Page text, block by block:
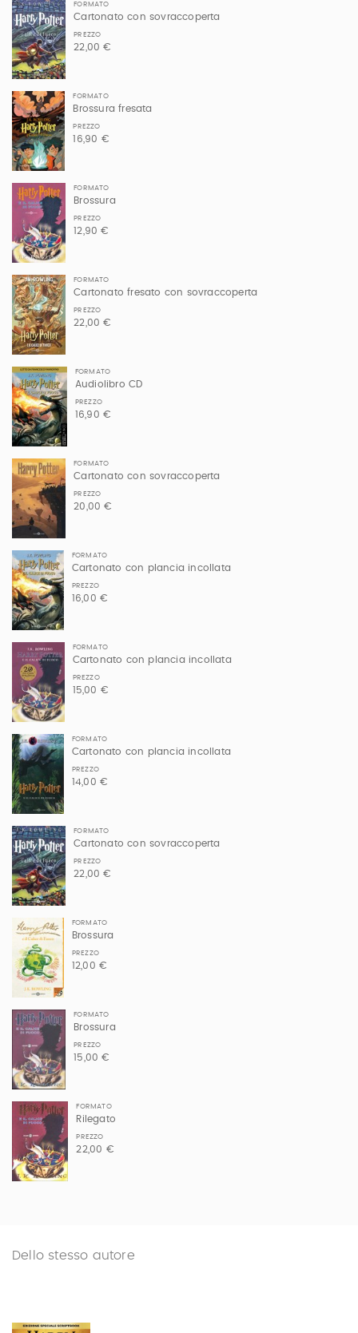
FORMATO
Cartonato con sovraccoperta
PREZZO
22,00 €
FORMATO
Brossura fresata
PREZZO
16,90 €
FORMATO
Brossura
PREZZO
12,90 €
FORMATO
Cartonato fresato con sovraccoperta
PREZZO
22,00 €
FORMATO
Audiolibro CD
PREZZO
16,90 €
FORMATO
Cartonato con sovraccoperta
PREZZO
20,00 €
FORMATO
Cartonato con plancia incollata
PREZZO
16,00 €
FORMATO
Cartonato con plancia incollata
PREZZO
15,00 €
FORMATO
Cartonato con plancia incollata
PREZZO
14,00 €
FORMATO
Cartonato con sovraccoperta
PREZZO
22,00 €
FORMATO
Brossura
PREZZO
12,00 €
FORMATO
Brossura
PREZZO
15,00 €
FORMATO
Rilegato
PREZZO
22,00 €
Dello stesso autore